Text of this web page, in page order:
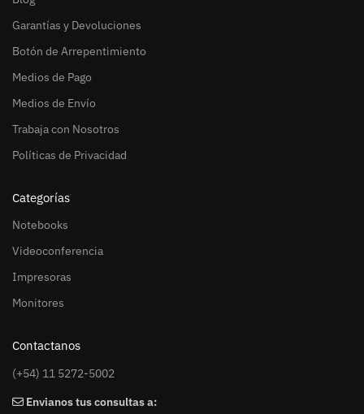
Garantías y Devoluciones
Botón de Arrepentimiento
Medios de Pago
Medios de Envío
Trabaja con Nosotros
Políticas de Privacidad
Categorías
Notebooks
Videoconferencia
Impresoras
Monitores
Contactanos
(+54) 11 5272-5002
Envianos tus consultas a: